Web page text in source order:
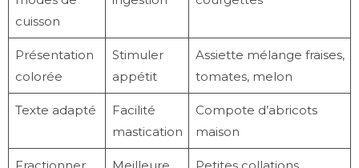
cuisson
Présentation
colorée
Stimuler
appétit
Assiette mélange fraises,
tomates, melon
Texte adapté
Facilité
mastication
Compote d’abricots
maison